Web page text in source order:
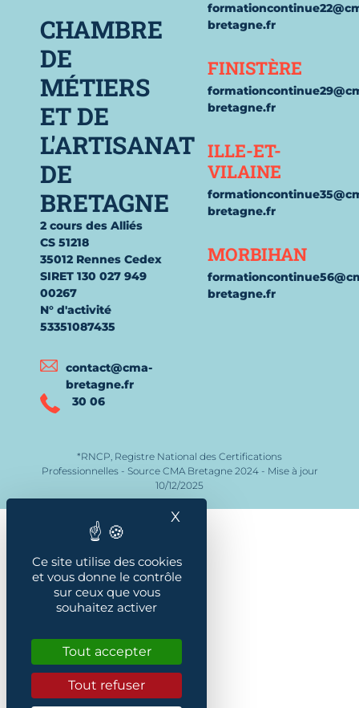
Ce site utilise des cookies
et vous donne le contrôle
sur ceux que vous
souhaitez activer
Tout accepter
Tout refuser
X
CHAMBRE
DE
MÉTIERS
ET DE
L'ARTISANAT
DE
BRETAGNE
2 cours des Alliés
CS 51218
35012 Rennes Cedex
SIRET 130 027 949
00267
N° d'activité
53351087435
contact@cma-
bretagne.fr
30 06
bretagne.fr
FINISTÈRE
bretagne.fr
ILLE-ET-
VILAINE
bretagne.fr
MORBIHAN
bretagne.fr
*RNCP, Registre National des Certifications
Professionnelles - Source CMA Bretagne 2024 - Mise à jour
10/12/2025